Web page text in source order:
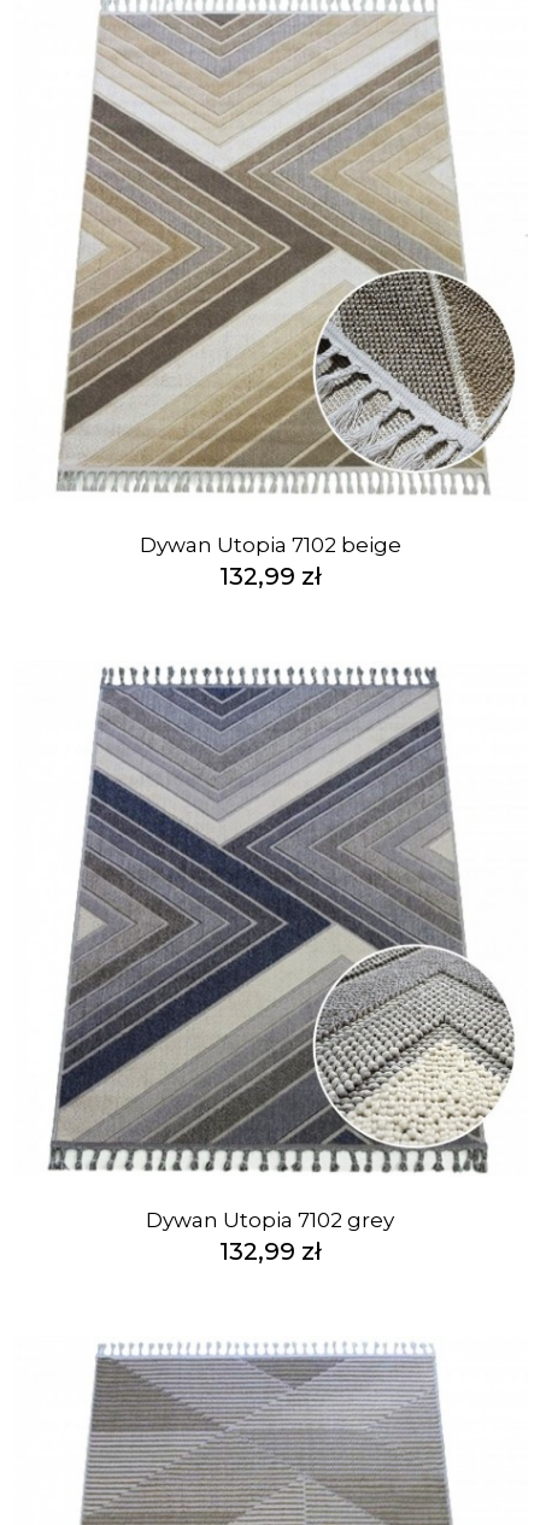
Dywan Utopia 7102 beige
132,99 zł
Dywan Utopia 7102 grey
132,99 zł